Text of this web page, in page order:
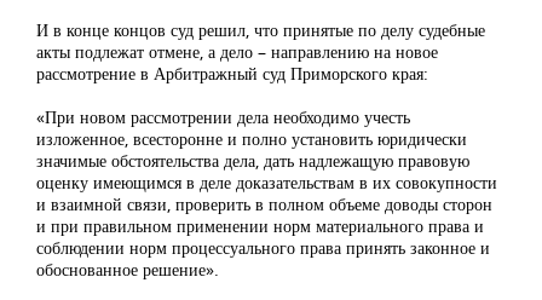
И в конце концов суд решил, что принятые по делу судебные
акты подлежат отмене, а дело – направлению на новое
рассмотрение в Арбитражный суд Приморского края:
«При новом рассмотрении дела необходимо учесть
изложенное, всесторонне и полно установить юридически
значимые обстоятельства дела, дать надлежащую правовую
оценку имеющимся в деле доказательствам в их совокупности
и взаимной связи, проверить в полном объеме доводы сторон
и при правильном применении норм материального права и
соблюдении норм процессуального права принять законное и
обоснованное решение».